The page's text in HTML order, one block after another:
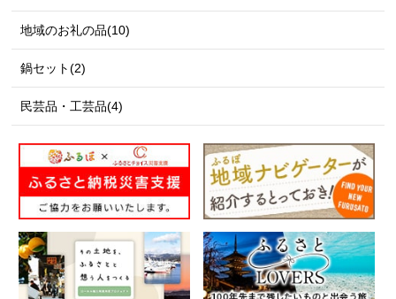
地域のお礼の品(10)
鍋セット(2)
民芸品・工芸品(4)